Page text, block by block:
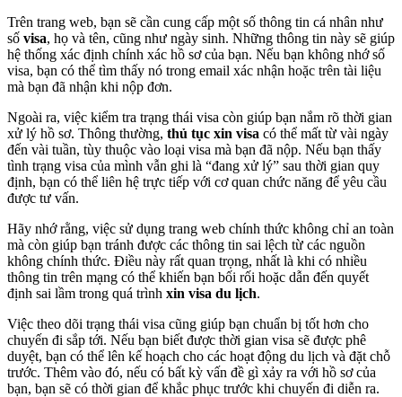
Trên trang web, bạn sẽ cần cung cấp một số thông tin cá nhân như
số visa, họ và tên, cũng như ngày sinh. Những thông tin này sẽ giúp
hệ thống xác định chính xác hồ sơ của bạn. Nếu bạn không nhớ số
visa, bạn có thể tìm thấy nó trong email xác nhận hoặc trên tài liệu
mà bạn đã nhận khi nộp đơn.
Ngoài ra, việc kiểm tra trạng thái visa còn giúp bạn nắm rõ thời gian
xử lý hồ sơ. Thông thường, thủ tục xin visa có thể mất từ vài ngày
đến vài tuần, tùy thuộc vào loại visa mà bạn đã nộp. Nếu bạn thấy
tình trạng visa của mình vẫn ghi là “đang xử lý” sau thời gian quy
định, bạn có thể liên hệ trực tiếp với cơ quan chức năng để yêu cầu
được tư vấn.
Hãy nhớ rằng, việc sử dụng trang web chính thức không chỉ an toàn
mà còn giúp bạn tránh được các thông tin sai lệch từ các nguồn
không chính thức. Điều này rất quan trọng, nhất là khi có nhiều
thông tin trên mạng có thể khiến bạn bối rối hoặc dẫn đến quyết
định sai lầm trong quá trình xin visa du lịch.
Việc theo dõi trạng thái visa cũng giúp bạn chuẩn bị tốt hơn cho
chuyến đi sắp tới. Nếu bạn biết được thời gian visa sẽ được phê
duyệt, bạn có thể lên kế hoạch cho các hoạt động du lịch và đặt chỗ
trước. Thêm vào đó, nếu có bất kỳ vấn đề gì xảy ra với hồ sơ của
bạn, bạn sẽ có thời gian để khắc phục trước khi chuyến đi diễn ra.